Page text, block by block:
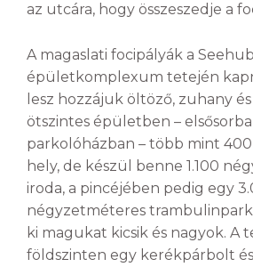
az utcára, hogy összeszedje a
A magaslati focipályák a
épületkomplexum tetején
lesz hozzájuk öltöző, zuhany és
ötszintes épületben –
parkolóházban – több mint
hely, de készül benne 1.100
iroda, a pincéjében pedig egy
négyzetméteres
ki magukat kicsik és nagyok. A
földszinten egy kerékpárbolt